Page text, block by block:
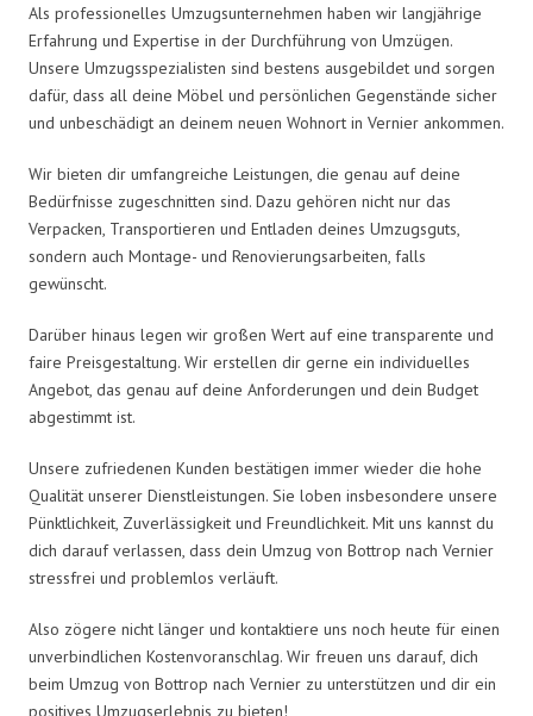
Als professionelles Umzugsunternehmen haben wir langjährige
Erfahrung und Expertise in der Durchführung von Umzügen.
Unsere Umzugsspezialisten sind bestens ausgebildet und sorgen
dafür, dass all deine Möbel und persönlichen Gegenstände sicher
und unbeschädigt an deinem neuen Wohnort in Vernier ankommen.
Wir bieten dir umfangreiche Leistungen, die genau auf deine
Bedürfnisse zugeschnitten sind. Dazu gehören nicht nur das
Verpacken, Transportieren und Entladen deines Umzugsguts,
sondern auch Montage- und Renovierungsarbeiten, falls
gewünscht.
Darüber hinaus legen wir großen Wert auf eine transparente und
faire Preisgestaltung. Wir erstellen dir gerne ein individuelles
Angebot, das genau auf deine Anforderungen und dein Budget
abgestimmt ist.
Unsere zufriedenen Kunden bestätigen immer wieder die hohe
Qualität unserer Dienstleistungen. Sie loben insbesondere unsere
Pünktlichkeit, Zuverlässigkeit und Freundlichkeit. Mit uns kannst du
dich darauf verlassen, dass dein Umzug von Bottrop nach Vernier
stressfrei und problemlos verläuft.
Also zögere nicht länger und kontaktiere uns noch heute für einen
unverbindlichen Kostenvoranschlag. Wir freuen uns darauf, dich
beim Umzug von Bottrop nach Vernier zu unterstützen und dir ein
positives Umzugserlebnis zu bieten!